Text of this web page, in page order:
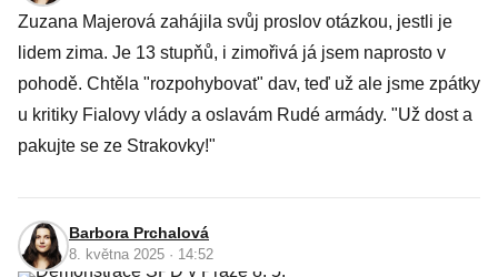
Zuzana Majerová zahájila svůj proslov otázkou, jestli je
lidem zima. Je 13 stupňů, i zimořivá já jsem naprosto v
pohodě. Chtěla "rozpohybovat" dav, teď už ale jsme zpátky
u kritiky Fialovy vlády a oslavám Rudé armády. "Už dost a
pakujte se ze Strakovky!"
Barbora Prchalová
8. května 2025 · 14:52